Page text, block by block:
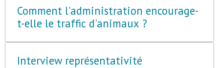
Comment l'administration encourage-
t-elle le traffic d'animaux ?
Interview représentativité